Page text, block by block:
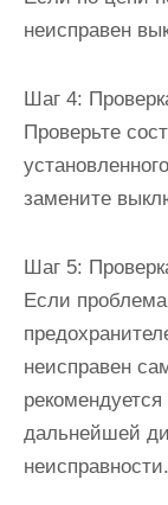
неисправен
Шаг 4:
Проверьте
замените
Шаг 5:
Если
неисправен
дальнейшей
неисправности.